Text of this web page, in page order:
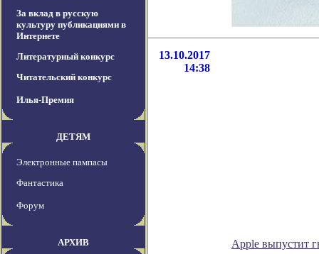
За вклад в русскую
культуру публикациями в
Интернете
Литературный конкурс
Читательский конкурс
Илья-Премия
ДЕТЯМ
Электронные пампасы
Фантастика
Форум
АРХИВ
13.10.2017
14:38
Apple выпустит